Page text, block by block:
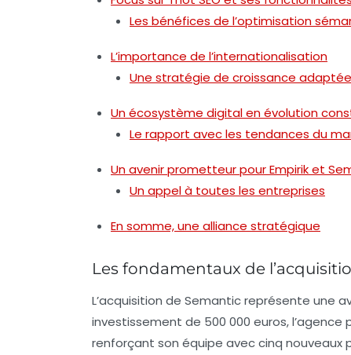
Les bénéfices de l’optimisation
L’importance de l’internationalisation
Une stratégie de croissance adaptée
Un écosystème digital en évolution
Le rapport avec les tendances du
Un avenir prometteur pour Empirik et
Un appel à toutes les entreprises
En somme, une alliance stratégique
Les fondamentaux de
L’acquisition de Semantic représente une
investissement de 500 000 euros,
renforçant son équipe avec cinq